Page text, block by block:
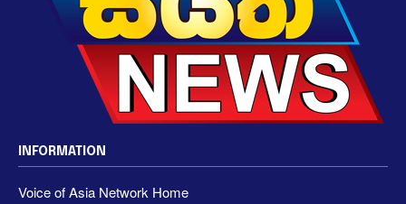
INFORMATION
Voice of Asia Network Home